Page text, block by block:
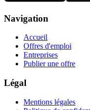
Navigation
Accueil
Offres d'emploi
Entreprises
Publier une offre
Légal
Mentions légales